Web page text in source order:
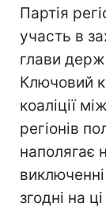
Партія
участь в
глави
Ключовий
коаліції
регіонів
наполягає
згодні на